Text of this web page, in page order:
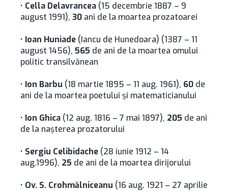
• Cella Delavrancea (15 decembrie 1887 – 9
august 1991), 30 ani de la moartea prozatoarei
• Ioan Huniade (Iancu de Hunedoara) (1387 – 11
august 1456), 565 de ani de la moartea omului
politic transilvănean
• Ion Barbu (18 martie 1895 – 11 aug. 1961), 60 de
ani de la moartea poetului şi matematicianului
• Ion Ghica (12 aug. 1816 – 7 mai 1897), 205 de ani
de la naşterea prozatorului
• Sergiu Celibidache (28 iunie 1912 – 14
aug.1996), 25 de ani de la moartea dirijorului
• Ov. S. Crohmălniceanu (16 aug. 1921 – 27 aprilie